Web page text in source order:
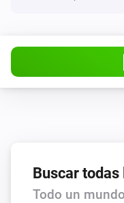
Encender o
Zones
Encender
Buscar
Todo un